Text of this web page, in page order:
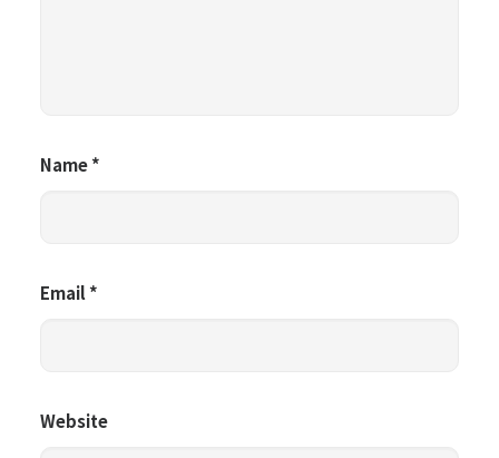
Name*
Email*
Website